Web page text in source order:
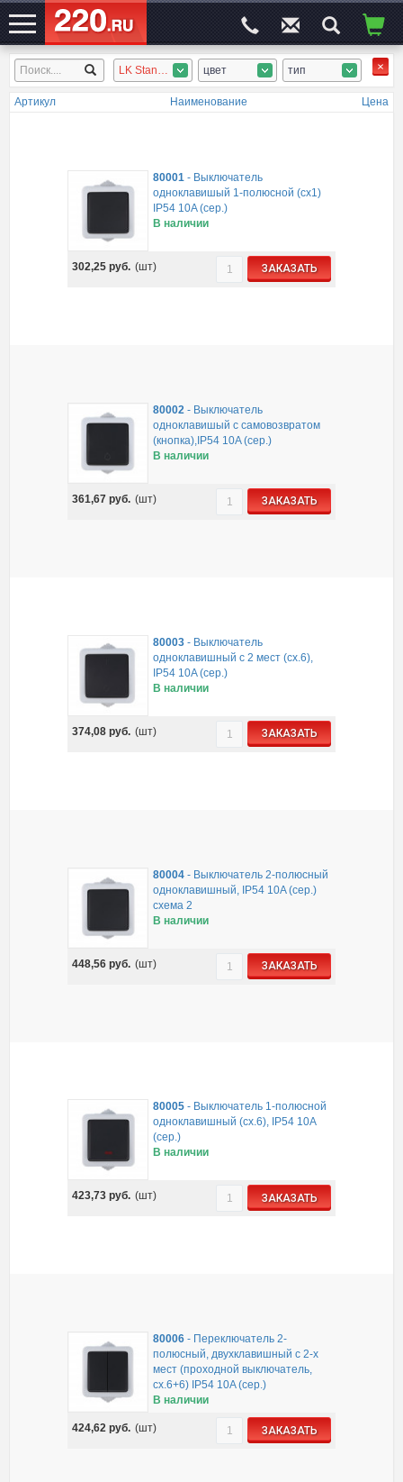
ЭЛЕКТРОСАЙТ№1 LK Standart, LK AQUA (IP54), Ретро-керамика, Legrand Plexo цвет тип
Артикул Наименование Цена
80001- Выключатель
одноклавишый 1-полюсной (сх1)
IP54 10A (сер.)
В наличии
302,25 руб. (шт) ЗАКАЗАТЬ
80002- Выключатель
одноклавишый с самовозвратом
(кнопка),IP54 10A (сер.)
В наличии
361,67 руб. (шт) ЗАКАЗАТЬ
80003- Выключатель
одноклавишный с 2 мест (сх.6),
IP54 10A (сер.)
В наличии
374,08 руб. (шт) ЗАКАЗАТЬ
80004- Выключатель 2-полюсный
одноклавишный, IP54 10A (сер.)
схема 2
В наличии
448,56 руб. (шт) ЗАКАЗАТЬ
80005- Выключатель 1-полюсной
одноклавишный (сх.6), IP54 10A
(сер.)
В наличии
423,73 руб. (шт) ЗАКАЗАТЬ
80006- Переключатель 2-
полюсный, двухклавишный с 2-х
мест (проходной выключатель,
сх.6+6) IP54 10A (сер.)
В наличии
424,62 руб. (шт) ЗАКАЗАТЬ